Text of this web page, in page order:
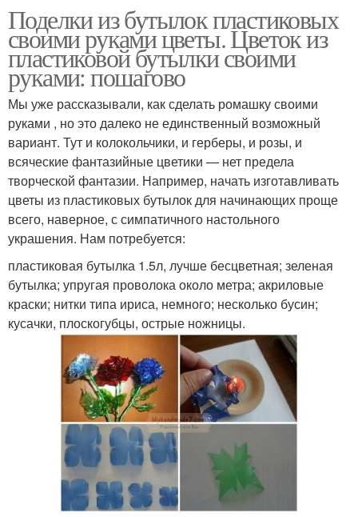
Поделки из бутылок пластиковых
своими руками цветы. Цветок из
пластиковой бутылки своими
руками: пошагово
Мы уже рассказывали, как сделать ромашку своими
руками , но это далеко не единственный возможный
вариант. Тут и колокольчики, и герберы, и розы, и
всяческие фантазийные цветики — нет предела
творческой фантазии. Например, начать изготавливать
цветы из пластиковых бутылок для начинающих проще
всего, наверное, с симпатичного настольного
украшения. Нам потребуется:
пластиковая бутылка 1.5л, лучше бесцветная; зеленая
бутылка; упругая проволока около метра; акриловые
краски; нитки типа ириса, немного; несколько бусин;
кусачки, плоскогубцы, острые ножницы.